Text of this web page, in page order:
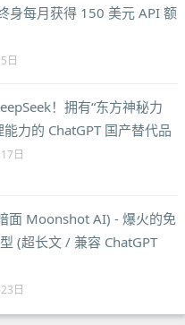
身每月获得 150 美元 API 额
日
！拥有“东方神秘力
能力的 ChatGPT 国产替代品
日
面 Moonshot AI) - 爆火的免
(超长文 / 兼容 ChatGPT
日